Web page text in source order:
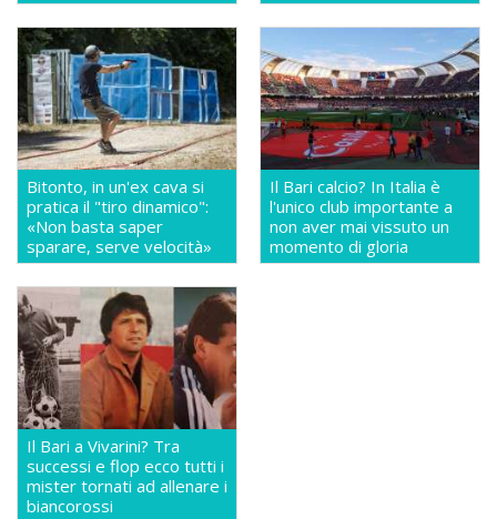
Bitonto, in un'ex cava si
pratica il "tiro dinamico":
«Non basta saper
sparare, serve velocità»
Il Bari calcio? In Italia è
l'unico club importante a
non aver mai vissuto un
momento di gloria
Il Bari a Vivarini? Tra
successi e flop ecco tutti i
mister tornati ad allenare i
biancorossi